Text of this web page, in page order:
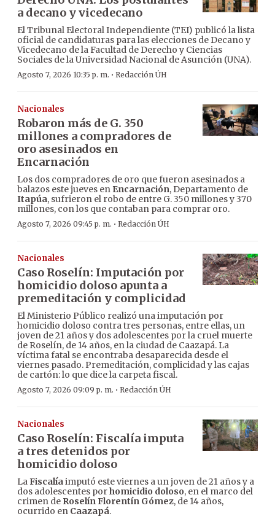
a decano y vicedecano
El Tribunal Electoral Independiente (TEI) publicó la lista
oficial de candidaturas para las elecciones de Decano y
Vicedecano de la Facultad de Derecho y Ciencias
Sociales de la Universidad Nacional de Asunción (UNA).
Agosto 7, 2026 10:35 p. m. · Redacción ÚH
Nacionales
Robaron más de G. 350
millones a compradores de
oro asesinados en
Encarnación
Los dos compradores de oro que fueron asesinados a
balazos este jueves en Encarnación, Departamento de
Itapúa, sufrieron el robo de entre G. 350 millones y 370
millones, con los que contaban para comprar oro.
Agosto 7, 2026 09:45 p. m. · Redacción ÚH
Nacionales
Caso Roselín: Imputación por
homicidio doloso apunta a
premeditación y complicidad
El Ministerio Público realizó una imputación por
homicidio doloso contra tres personas, entre ellas, un
joven de 21 años y dos adolescentes por la cruel muerte
de Roselín, de 14 años, en la ciudad de Caazapá. La
víctima fatal se encontraba desaparecida desde el
viernes pasado. Premeditación, complicidad y las cajas
de cartón: lo que dice la carpeta fiscal.
Agosto 7, 2026 09:09 p. m. · Redacción ÚH
Nacionales
Caso Roselín: Fiscalía imputa
a tres detenidos por
homicidio doloso
LaFiscalíaimputó este viernes a un joven de 21 años y a
dos adolescentes porhomicidio doloso, en el marco del
crimen de Roselín Florentín Gómez, de 14 años,
ocurrido en Caazapá.